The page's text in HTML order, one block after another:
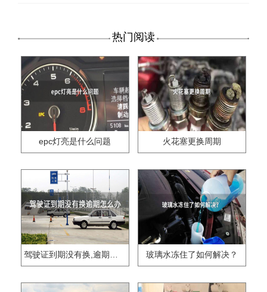
热门阅读
epc灯亮是什么问题 火花塞更换周期
驾驶证到期没有换,逾期怎么办?? 玻璃水冻住了如何解决？